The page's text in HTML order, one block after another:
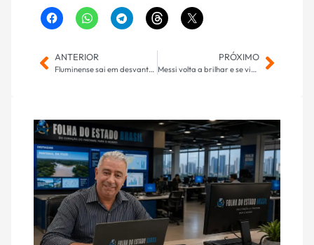
ANTERIOR
Fluminense sai em desvantagem diante do Lanús na Copa Sul-Americana
PRÓXIMO
Messi volta a brilhar e se vinga da humilhação na final da Leagues Cup